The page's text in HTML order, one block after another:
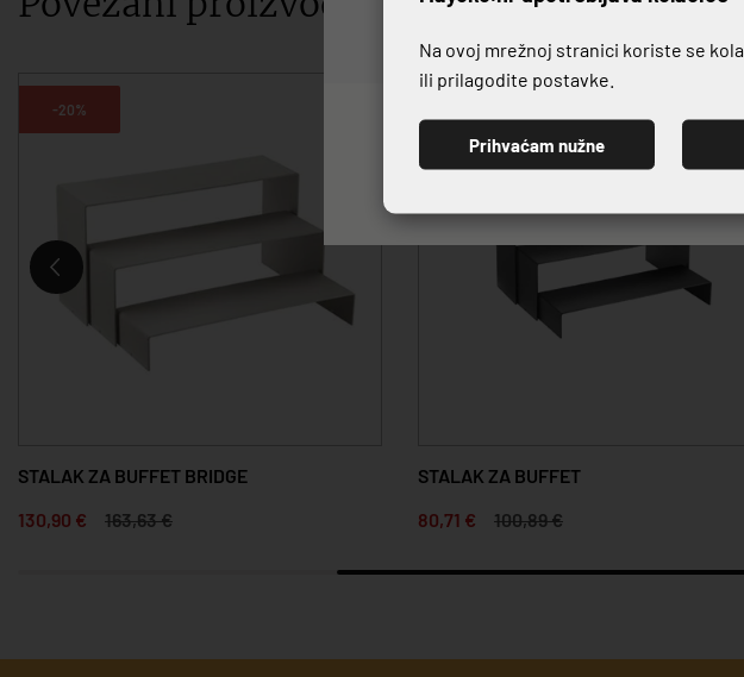
-20%
STALAK ZA BUFFET BRIDGE
130,90 €
163,63 €
STALAK ZA BUFFET
80,71 €
100,89 €
Na ovoj mrežnoj stranici koriste se
ili prilagodite postavke.
Prihvaćam nužne